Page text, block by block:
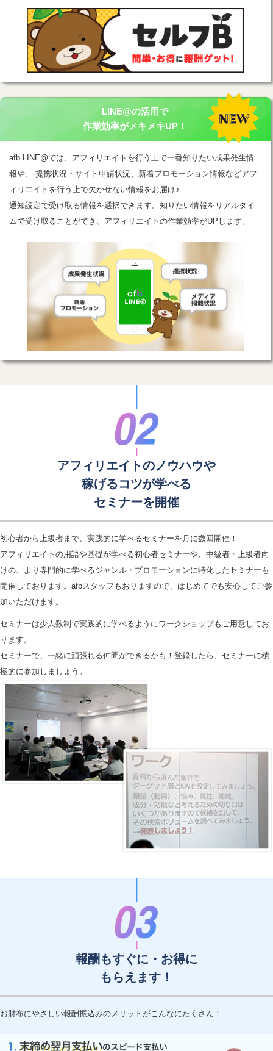
LINE@の活用で
作業効率がメキメキUP！
afb LINE@では、アフィリエイトを行う上で一番知りたい成果発生情
報や、 提携状況・サイト申請状況、新着プロモーション情報などアフ
ィリエイトを行う上で欠かせない情報をお届け♪
通知設定で受け取る情報を選択できます。知りたい情報をリアルタイ
ムで受け取ることができ、アフィリエイトの作業効率がUPします。
アフィリエイトのノウハウや
稼げるコツが学べる
セミナーを開催
初心者から上級者まで、実践的に学べるセミナーを月に数回開催！
アフィリエイトの用語や基礎が学べる初心者セミナーや、中級者・上級者向
けの、より専門的に学べるジャンル・プロモーションに特化したセミナーも
開催しております。afbスタッフもおりますので、はじめてでも安心してご参
加いただけます。
セミナーは少人数制で実践的に学べるようにワークショップもご用意してお
ります。
セミナーで、一緒に頑張れる仲間ができるかも！登録したら、セミナーに積
極的に参加しましょう。
報酬もすぐに・お得に
もらえます！
お財布にやさしい報酬振込みのメリットがこんなにたくさん！